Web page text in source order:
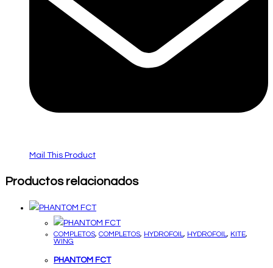
Mail This Product
Productos relacionados
COMPLETOS, COMPLETOS, HYDROFOIL, HYDROFOIL, KITE,
WING
PHANTOM FCT